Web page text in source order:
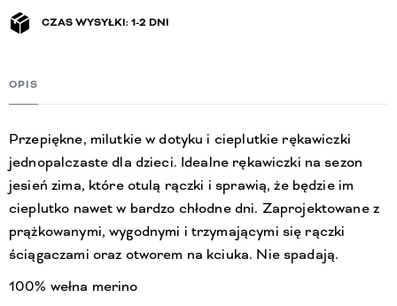
CZAS WYSYŁKI: 1-2 DNI
OPIS
Przepiękne, milutkie w dotyku i cieplutkie rękawiczki
jednopalczaste dla dzieci. Idealne rękawiczki na sezon
jesień zima, które otulą rączki i sprawią, że będzie im
cieplutko nawet w bardzo chłodne dni. Zaprojektowane z
prążkowanymi, wygodnymi i trzymającymi się rączki
ściągaczami oraz otworem na kciuka. Nie spadają.
100% wełna merino